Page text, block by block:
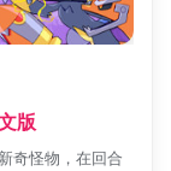
版
奇怪物，在回合